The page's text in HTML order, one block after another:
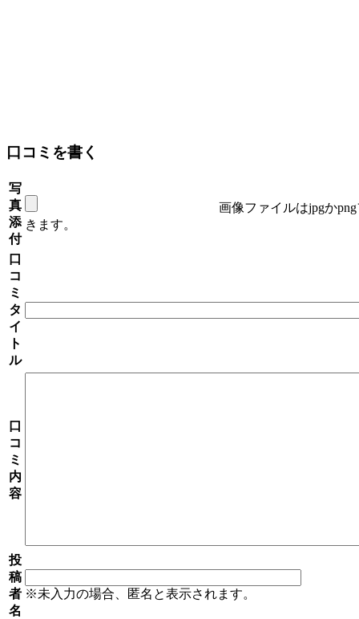
口コミを書く
写
真
添
付
画像ファイルはjpgか
きます。
口
コ
ミ
タ
イ
ト
ル
口
コ
ミ
内
容
投
稿
者
名
※未入力の場合、匿名と表示されます。